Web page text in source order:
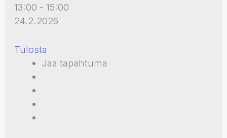
13:00 - 15:00
24.2.2026
Tulosta
Jaa tapahtuma